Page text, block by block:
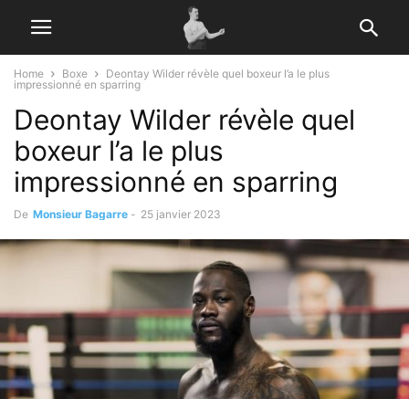
Home Boxe
Deontay Wilder révèle quel boxeur l’a le plus
impressionné en sparring
Deontay Wilder révèle quel
boxeur l’a le plus
impressionné en sparring
De Monsieur Bagarre - 25 janvier 2023